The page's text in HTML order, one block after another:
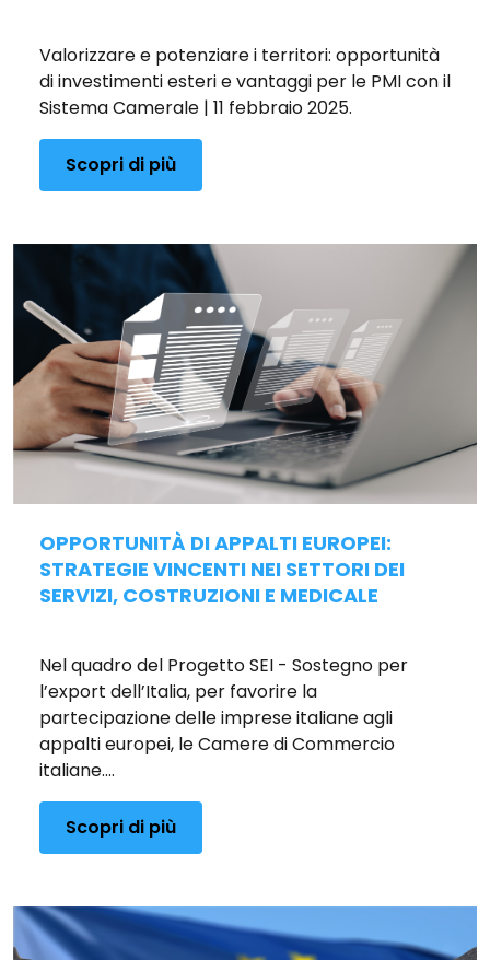
Valorizzare e potenziare i territori: opportunità
di investimenti esteri e vantaggi per le PMI con il
Sistema Camerale | 11 febbraio 2025.
Scopri di più
OPPORTUNITÀ DI APPALTI EUROPEI:
STRATEGIE VINCENTI NEI SETTORI DEI
SERVIZI, COSTRUZIONI E MEDICALE
Nel quadro del Progetto SEI - Sostegno per
l’export dell’Italia, per favorire la
partecipazione delle imprese italiane agli
appalti europei, le Camere di Commercio
italiane....
Scopri di più